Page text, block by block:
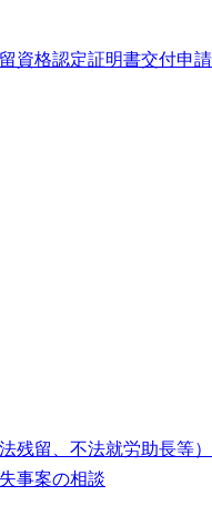
資格認定証明書交付申請
残留、不法就労助長等）
事案の相談